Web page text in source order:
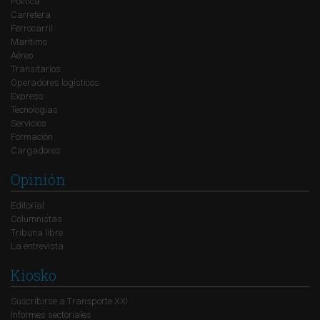
Carretera
Ferrocarril
Marítimo
Aéreo
Transitarios
Operadores logísticos
Express
Tecnologías
Servicios
Formación
Cargadores
Opinión
Editorial
Columnistas
Tribuna libre
La entrevista
Kiosko
Suscribirse a Transporte XXI
Informes sectoriales